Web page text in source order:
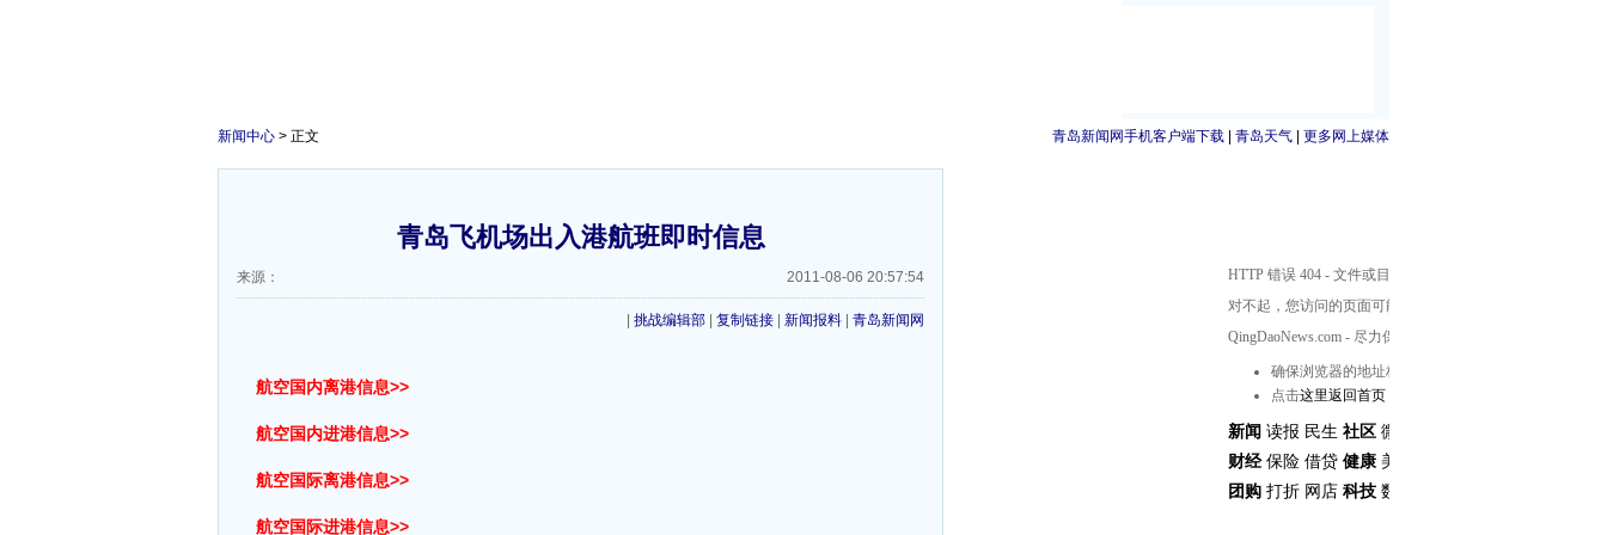
青岛新闻网手机客户端下载 青岛天气 更多网上媒体
新闻中心 > 正文
青岛飞机场出入港航班即时信息
来源： 2011-08-06 20:57:54
挑战编辑部 复制链接 新闻报料 青岛新闻网
航空国内离港信息>>
航空国内进港信息>>
航空国际离港信息>>
航空国际进港信息>>